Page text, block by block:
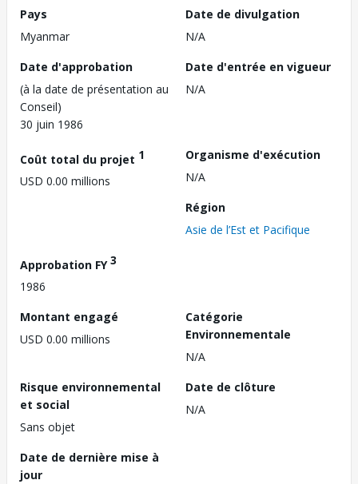
Pays
Myanmar
Date de divulgation
N/A
Date d'approbation
(à la date de présentation au
Conseil)
30 juin 1986
Date d'entrée en vigueur
N/A
Coût total du projet 1
USD 0.00 millions
Organisme d'exécution
N/A
Région
Asie de l’Est et Pacifique
Approbation FY3
1986
Montant engagé
USD 0.00 millions
Catégorie
Environnementale
N/A
Risque environnemental
et social
Sans objet
Date de clôture
N/A
Date de dernière mise à
jour